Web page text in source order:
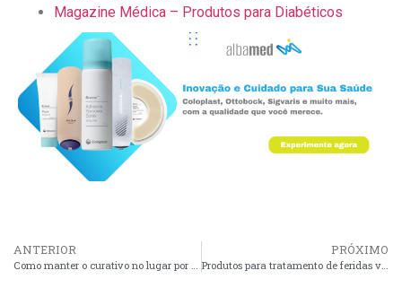
Magazine Médica – Produtos para Diabéticos
ANTERIOR PRÓXIMO
Produtos para tratamento de feridas venosas